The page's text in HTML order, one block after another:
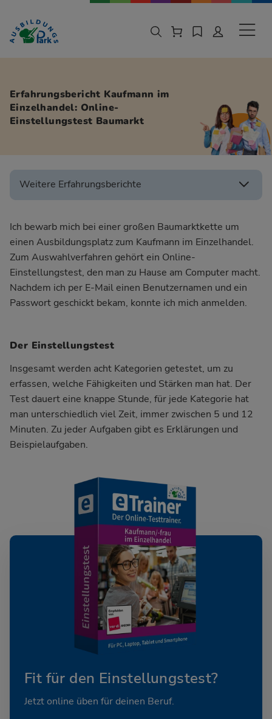
Zur Navigation springen
Zu den Hauptinhalten springen
Erfahrungsbericht Kaufmann im
Einzelhandel: Online-
Einstellungstest Baumarkt
Ich bewarb mich bei einer großen Baumarktkette um
einen Ausbildungsplatz zum Kaufmann im Einzelhandel.
Zum Auswahlverfahren gehört ein Online-
Einstellungstest, den man zu Hause am Computer macht.
Nachdem ich per E-Mail einen Benutzernamen und ein
Passwort geschickt bekam, konnte ich mich anmelden.
Der Einstellungstest
Insgesamt werden acht Kategorien getestet, um zu
erfassen, welche Fähigkeiten und Stärken man hat. Der
Test dauert eine knappe Stunde, für jede Kategorie hat
man unterschiedlich viel Zeit, immer zwischen 5 und 12
Minuten. Zu jeder Aufgaben gibt es Erklärungen und
Beispielaufgaben.
Fit für den Einstellungstest?
Jetzt online üben für deinen Beruf.
Weitere Erfahrungsberichte